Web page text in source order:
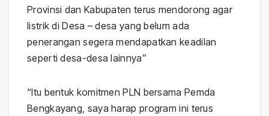
Provinsi dan Kabupaten terus mendorong agar
listrik di Desa – desa yang belum ada
penerangan segera mendapatkan keadilan
seperti desa-desa lainnya”
“Itu bentuk komitmen PLN bersama Pemda
Bengkayang, saya harap program ini terus